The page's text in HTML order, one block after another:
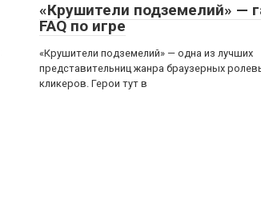
«Крушители подземелий» —
FAQ по игре
«Крушители подземелий» — одна из лучших
представительниц жанра браузерных
кликеров. Герои тут в